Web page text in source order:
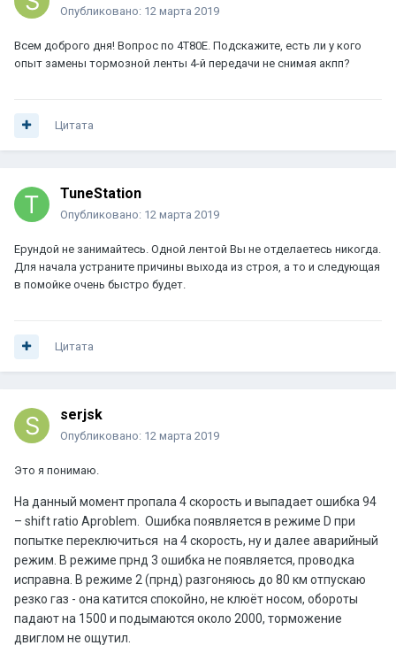
Опубликовано: 12 марта 2019
Всем доброго дня! Вопрос по 4T80E. Подскажите, есть ли у кого
опыт замены тормозной ленты 4-й передачи не снимая акпп?
Цитата
TuneStation
Опубликовано: 12 марта 2019
Ерундой не занимайтесь. Одной лентой Вы не отделаетесь никогда.
Для начала устраните причины выхода из строя, а то и следующая
в помойке очень быстро будет.
Цитата
serjsk
Опубликовано: 12 марта 2019
Это я понимаю.
На данный момент пропала 4 скорость и выпадает ошибка 94
– shiftratio Aproblem. Ошибка появляется в режиме D при
попытке переключиться на 4 скорость, ну и далее аварийный
режим. В режиме прнд 3 ошибка не появляется, проводка
исправна. В режиме 2 (прнд) разгоняюсь до 80 км отпускаю
резко газ - она катится спокойно, не клюёт носом, обороты
падают на 1500 и подымаются около 2000, торможение
двиглом не ощутил.